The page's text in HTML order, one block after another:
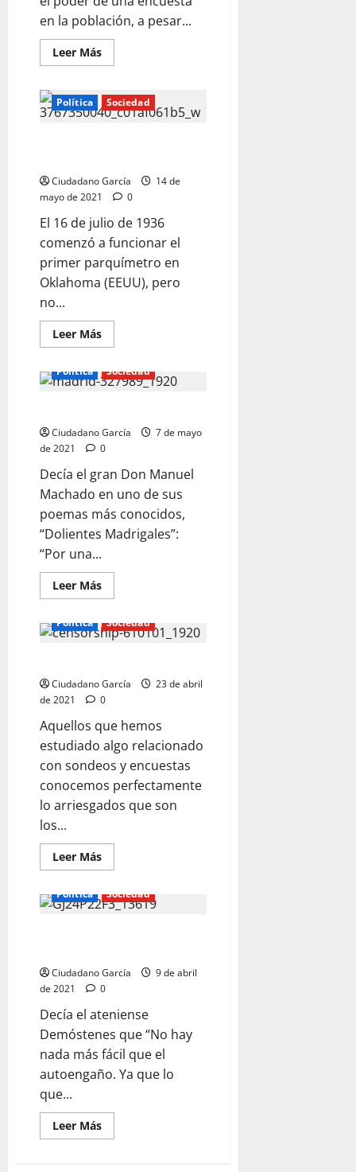
en la población, a pesar...
Leer MásLeer
más
LA
HONESTIDAD
POLÍTICA
Política Sociedad
Ciudadano García
14 de
mayo de 2021
0
El 16 de julio de 1936
comenzó a funcionar el
primer parquímetro en
Oklahoma (EEUU), pero
no...
Leer MásLeer
más
TODO
COMENZÓ
Política Sociedad
Ciudadano García
7 de mayo
de 2021
0
Decía el gran Don Manuel
Machado en uno de sus
poemas más conocidos,
“Dolientes Madrigales”:
“Por una...
Leer MásLeer
más
DOLIENTES
«MADRIDALES»
Política Sociedad
Ciudadano García
23 de abril
de 2021
0
Aquellos que hemos
estudiado algo relacionado
con sondeos y encuestas
conocemos perfectamente
lo arriesgados que son
los...
Leer MásLeer
más
LA
OPINIÓN
Política Sociedad
Ciudadano García
9 de abril
de 2021
0
Decía el ateniense
Demóstenes que “No hay
nada más fácil que el
autoengaño. Ya que lo
que...
Leer MásLeer
más